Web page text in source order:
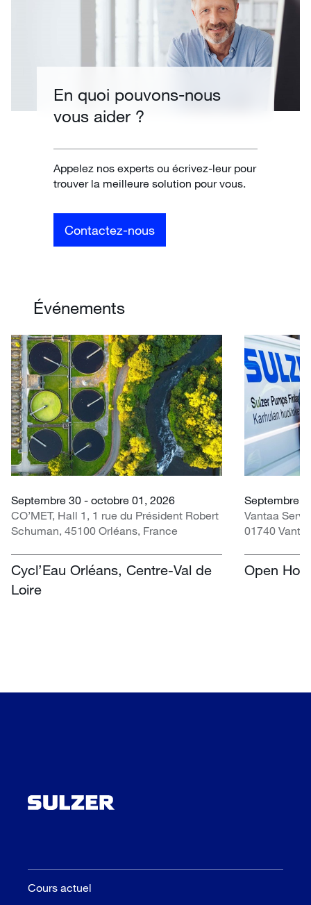
En quoi pouvons-nous
vous aider ?
Appelez nos experts ou écrivez-leur pour
trouver la meilleure solution pour vous.
Contactez-nous
Événements
Septembre 30 - octobre 01, 2026
CO’MET, Hall 1, 1 rue du Président Robert
Schuman, 45100 Orléans, France
Cycl’Eau Orléans, Centre-Val de
Loire
Septembre
Vantaa
01740
Open
Cours actuel